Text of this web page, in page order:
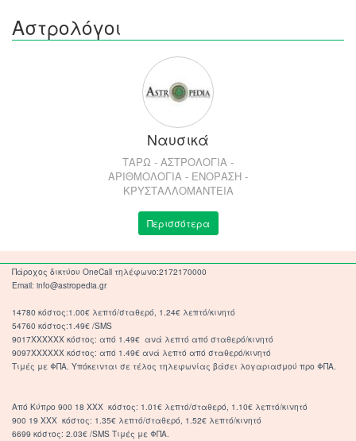
Αστρολόγοι
Ναυσικά
ΤΑΡΩ - ΑΣΤΡΟΛΟΓΙΑ -
ΑΡΙΘΜΟΛΟΓΙΑ - ΕΝΟΡΑΣΗ -
ΚΡΥΣΤΑΛΛΟΜΑΝΤΕΙΑ
Περισσότερα
Πάροχος δικτύου OneCall τηλέφωνο:2172170000
Email: info@astropedia.gr
14780 κόστος:1.00€ λεπτό/σταθερό, 1.24€ λεπτό/κινητό
54760 κόστος:1.49€ /SMS
9017XXXXXX κόστος: από 1.49€ ανά λεπτό από σταθερό/κινητό
9097XXXXXX κόστος: από 1.49€ ανά λεπτό από σταθερό/κινητό
Τιμές με ΦΠΑ. Υπόκεινται σε τέλος τηλεφωνίας βάσει λογαριασμού προ ΦΠΑ.
Από Κύπρο 900 18 ΧΧΧ κόστος: 1.01€ λεπτό/σταθερό, 1.10€ λεπτό/κινητό
900 19 ΧΧΧ κόστος: 1.35€ λεπτό/σταθερό, 1.52€ λεπτό/κινητό
6699 κόστος: 2.03€ /SMS Τιμές με ΦΠΑ.